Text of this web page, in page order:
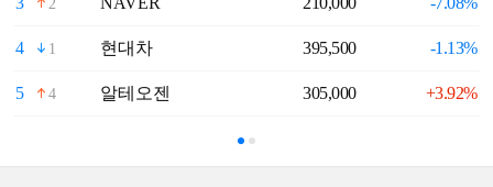
2
4 1 현대차 395,500 -1.13%
5 4 알테오젠 305,000 +3.92%